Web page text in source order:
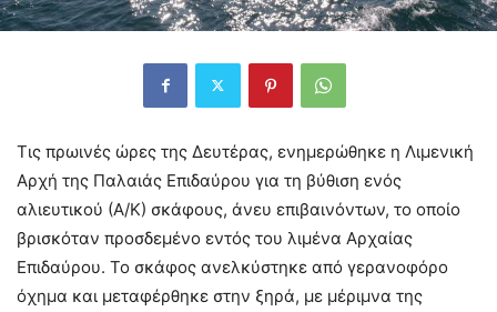
Τις πρωινές ώρες της Δευτέρας, ενημερώθηκε η Λιμενική
Αρχή της Παλαιάς Επιδαύρου για τη βύθιση ενός
αλιευτικού (Α/Κ) σκάφους, άνευ επιβαινόντων, το οποίο
βρισκόταν προσδεμένο εντός του λιμένα Αρχαίας
Επιδαύρου. Το σκάφος ανελκύστηκε από γερανοφόρο
όχημα και μεταφέρθηκε στην ξηρά, με μέριμνα της